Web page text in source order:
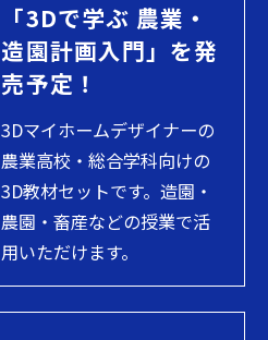
「3Dで学ぶ 農業・
造園計画入門」を発
売予定！
3Dマイホームデザイナーの
農業高校・総合学科向けの
3D教材セットです。造園・
農園・畜産などの授業で活
用いただけます。